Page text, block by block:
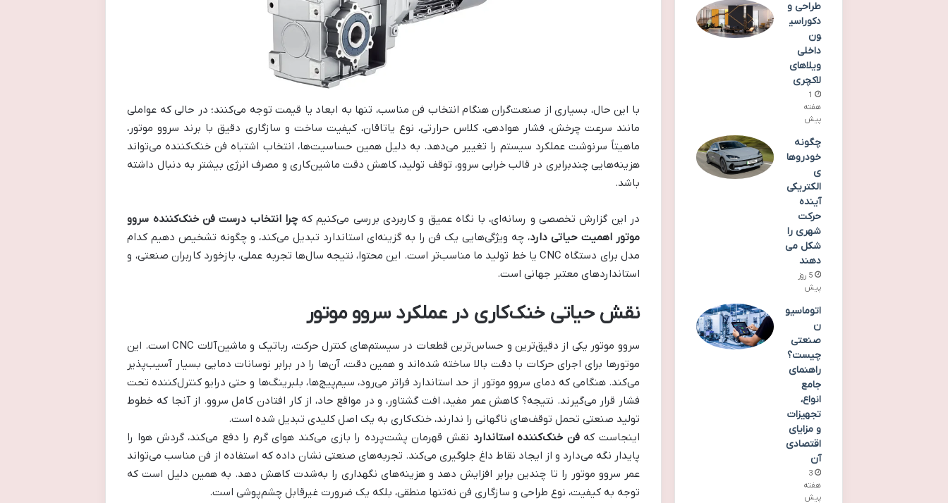
با این حال، بسیاری از صنعت‌گران هنگام انتخاب فن مناسب، تنها به ابعاد یا قیمت توجه می‌کنند؛ در حالی که عواملی
مانند سرعت چرخش، فشار هوادهی، کلاس حرارتی، نوع یاتاقان، کیفیت ساخت و سازگاری دقیق با برند سروو موتور،
ماهیتاً سرنوشت عملکرد سیستم را تغییر می‌دهد. به دلیل همین حساسیت‌ها، انتخاب اشتباه فن خنک‌کننده می‌تواند
هزینه‌هایی چندبرابری در قالب خرابی سروو، توقف تولید، کاهش دقت ماشین‌کاری و مصرف انرژی بیشتر به دنبال داشته
باشد.
در این گزارش تخصصی و رسانه‌ای، با نگاه عمیق و کاربردی بررسی می‌کنیم کهچرا انتخاب درست فن خنک‌کننده سروو
موتور اهمیت حیاتی دارد، چه ویژگی‌هایی یک فن را به گزینه‌ای استاندارد تبدیل می‌کند، و چگونه تشخیص دهیم کدام
مدل برای دستگاه CNC یا خط تولید ما مناسب‌تر است. این محتوا، نتیجه سال‌ها تجربه عملی، بازخورد کاربران صنعتی، و
استانداردهای معتبر جهانی است.
نقش حیاتی خنک‌کاری در عملکرد سروو موتور
سروو موتور یکی از دقیق‌ترین و حساس‌ترین قطعات در سیستم‌های کنترل حرکت، رباتیک و ماشین‌آلات CNC است. این
موتور‌ها برای اجرای حرکات با دقت بالا ساخته شده‌اند و همین دقت، آن‌ها را در برابر نوسانات دمایی بسیار آسیب‌پذیر
می‌کند. هنگامی که دمای سروو موتور از حد استاندارد فراتر می‌رود، سیم‌پیچ‌ها، بلبرینگ‌ها و حتی درایو کنترل‌کننده تحت
فشار قرار می‌گیرند. نتیجه؟ کاهش عمر مفید، افت گشتاور، و در مواقع حاد، از کار افتادن کامل سروو. از آنجا که خطوط
تولید صنعتی تحمل توقف‌های ناگهانی را ندارند، خنک‌کاری به یک اصل کلیدی تبدیل شده است.
اینجاست کهفن خنک‌کننده استاندارد نقش قهرمان پشت‌پرده را بازی می‌کند هوای گرم را دفع می‌کند، گردش هوا را
پایدار نگه می‌دارد و از ایجاد نقاط داغ جلوگیری می‌کند. تجربه‌های صنعتی نشان داده که استفاده از فن مناسب می‌تواند
عمر سروو موتور را تا چندین برابر افزایش دهد و هزینه‌های نگهداری را به‌شدت کاهش دهد. به همین دلیل است که
توجه به کیفیت، نوع طراحی و سازگاری فن نه‌تنها منطقی، بلکه یک ضرورت غیرقابل چشم‌پوشی است.
طراحی و
دکوراسی
ون
داخلی
ویلاهای
لاکچری
1
هفته
پیش
چگونه
خودروها
ی
الکتریکی
آینده
حرکت
شهری را
شکل می
دهند
5 روز
پیش
اتوماسیو
ن
صنعتی
چیست؟
راهنمای
جامع
انواع،
تجهیزات
و مزایای
اقتصادی
آن
3
هفته
پیش